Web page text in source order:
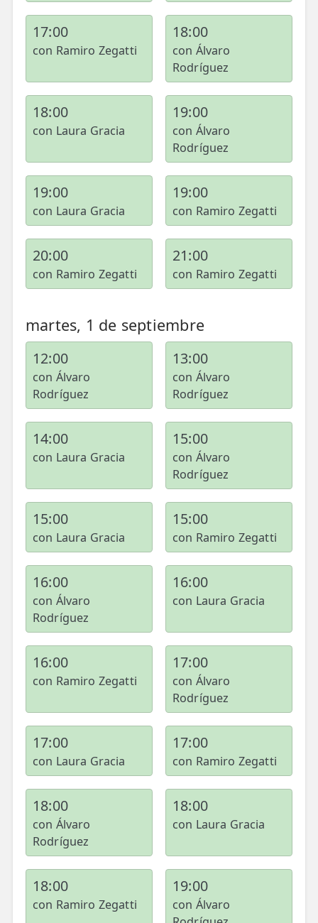
17:00
con Ramiro Zegatti
18:00
con Álvaro
Rodríguez
18:00
con Laura Gracia
19:00
con Álvaro
Rodríguez
19:00
con Laura Gracia
19:00
con Ramiro Zegatti
20:00
con Ramiro Zegatti
21:00
con Ramiro Zegatti
martes, 1 de septiembre
12:00
con Álvaro
Rodríguez
13:00
con Álvaro
Rodríguez
14:00
con Laura Gracia
15:00
con Álvaro
Rodríguez
15:00
con Laura Gracia
15:00
con Ramiro Zegatti
16:00
con Álvaro
Rodríguez
16:00
con Laura Gracia
16:00
con Ramiro Zegatti
17:00
con Álvaro
Rodríguez
17:00
con Laura Gracia
17:00
con Ramiro Zegatti
18:00
con Álvaro
Rodríguez
18:00
con Laura Gracia
18:00
con Ramiro Zegatti
19:00
con Álvaro